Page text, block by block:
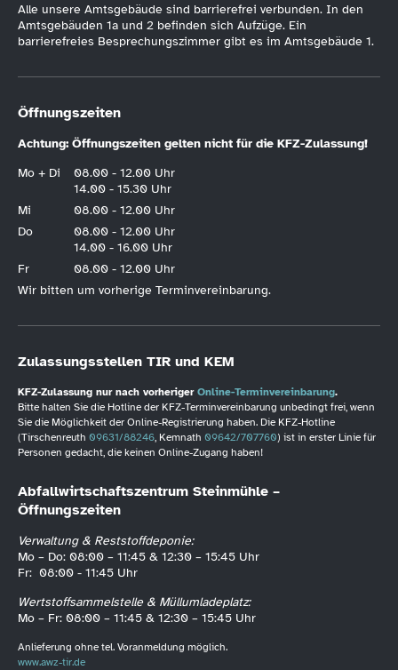
Alle unsere Amtsgebäude sind barrierefrei verbunden. In den
Amtsgebäuden 1a und 2 befinden sich Aufzüge. Ein
barrierefreies Besprechungszimmer gibt es im Amtsgebäude 1.
Öffnungszeiten
Achtung: Öffnungszeiten gelten nicht für die KFZ-Zulassung!
Mo + Di
08.00 - 12.00 Uhr
14.00 - 15.30 Uhr
Mi
08.00 - 12.00 Uhr
Do
08.00 - 12.00 Uhr
14.00 - 16.00 Uhr
Fr
08.00 - 12.00 Uhr
Wir bitten um vorherige Terminvereinbarung.
Zulassungsstellen TIR und KEM
KFZ-Zulassung nur nach vorheriger Online-Terminvereinbarung.
Bitte halten Sie die Hotline der KFZ-Terminvereinbarung unbedingt frei, wenn
Sie die Möglichkeit der Online-Registrierung haben. Die KFZ-Hotline
(Tirschenreuth 09631/88246, Kemnath 09642/707760) ist in erster Linie für
Personen gedacht, die keinen Online-Zugang haben!
Abfallwirtschaftszentrum Steinmühle –
Öffnungszeiten
Verwaltung & Reststoffdeponie:
Mo – Do: 08:00 – 11:45 & 12:30 – 15:45 Uhr
Fr: 08:00 - 11:45 Uhr
Wertstoffsammelstelle & Müllumladeplatz:
Mo – Fr: 08:00 – 11:45 & 12:30 – 15:45 Uhr
Anlieferung ohne tel. Voranmeldung möglich.
www.awz-tir.de